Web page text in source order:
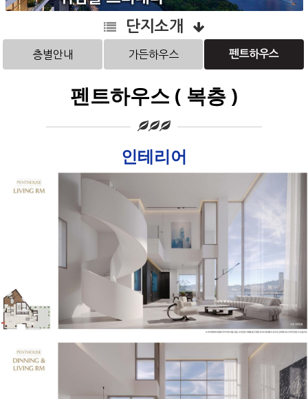
단지소개
층별안내 가든하우스 펜트하우스
펜트하우스 ( 복층 )
인테리어